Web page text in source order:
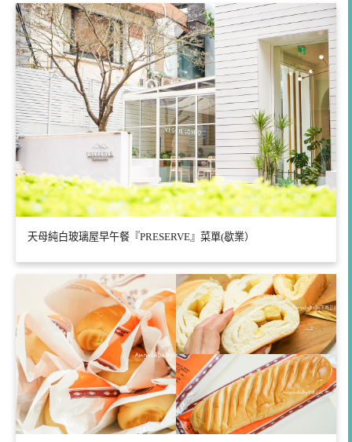
天母純白玻璃屋早午餐『PRESERVE』菜單(歇業）